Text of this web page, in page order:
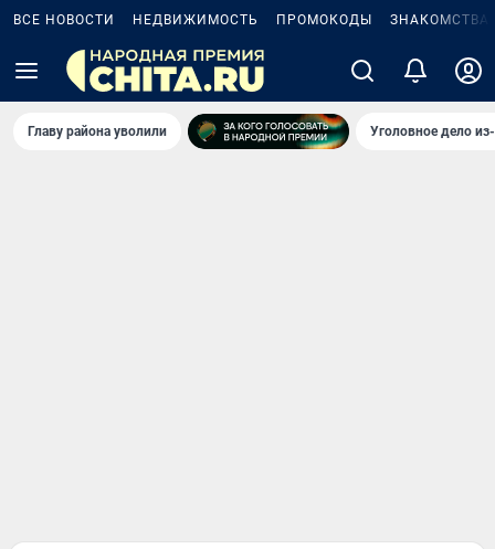
ВСЕ НОВОСТИ НЕДВИЖИМОСТЬ ПРОМОКОДЫ ЗНАКОМСТВА
Главу района уволили Уголовное дело